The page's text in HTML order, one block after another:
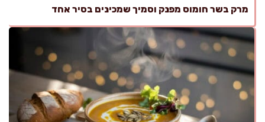
מרק בשר חומוס מפנק וסמיך שמכינים בסיר אחד